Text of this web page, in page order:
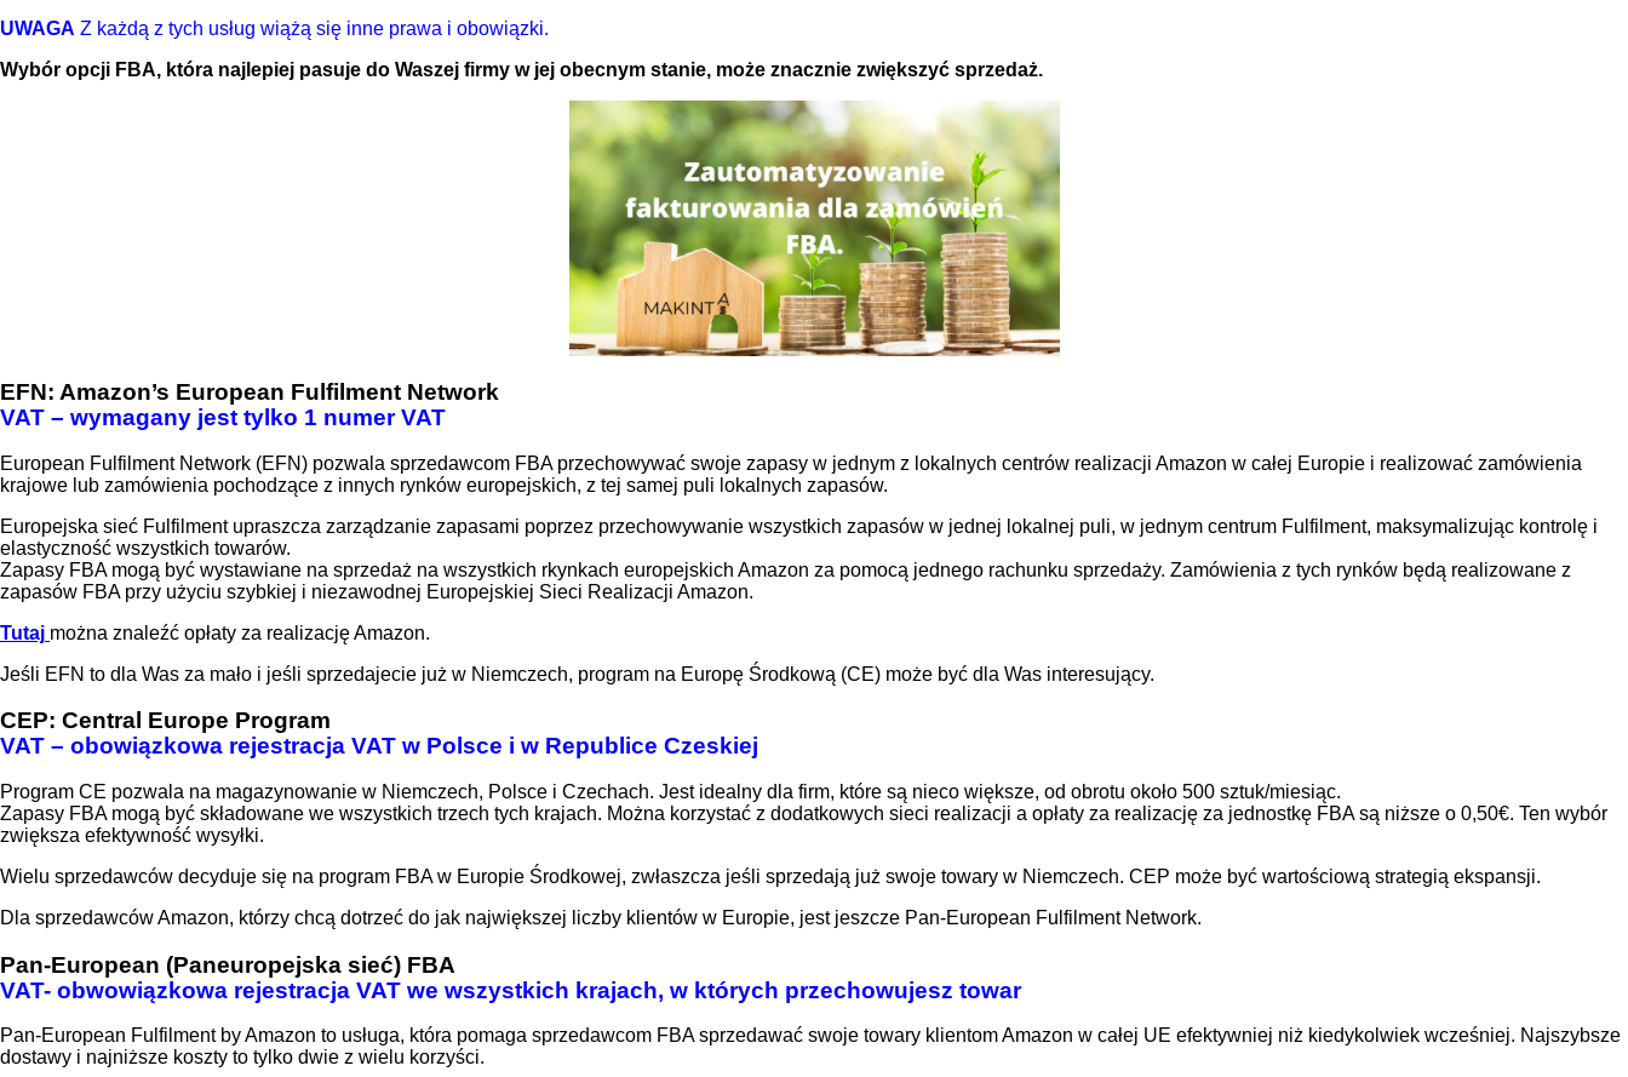
UWAGA Z każdą z tych usług wiążą się inne prawa i obowiązki.
Wybór opcji FBA, która najlepiej pasuje do Waszej firmy w jej obecnym stanie, może znacznie zwiększyć sprzedaż.
EFN: Amazon’s European Fulfilment Network
VAT – wymagany jest tylko 1 numer VAT
European Fulfilment Network (EFN) pozwala sprzedawcom FBA przechowywać swoje zapasy w jednym z lokalnych centrów realizacji Amazon w całej Europie i realizować zamówienia
krajowe lub zamówienia pochodzące z innych rynków europejskich, z tej samej puli lokalnych zapasów.
Europejska sieć Fulfilment upraszcza zarządzanie zapasami poprzez przechowywanie wszystkich zapasów w jednej lokalnej puli, w jednym centrum Fulfilment, maksymalizując kontrolę i
elastyczność wszystkich towarów.
Zapasy FBA mogą być wystawiane na sprzedaż na wszystkich rkynkach europejskich Amazon za pomocą jednego rachunku sprzedaży. Zamówienia z tych rynków będą realizowane z
zapasów FBA przy użyciu szybkiej i niezawodnej Europejskiej Sieci Realizacji Amazon.
Tutaj można znaleźć opłaty za realizację Amazon.
Jeśli EFN to dla Was za mało i jeśli sprzedajecie już w Niemczech, program na Europę Środkową (CE) może być dla Was interesujący.
CEP: Central Europe Program
VAT – obowiązkowa rejestracja VAT w Polsce i w Republice Czeskiej
Program CE pozwala na magazynowanie w Niemczech, Polsce i Czechach. Jest idealny dla firm, które są nieco większe, od obrotu około 500 sztuk/miesiąc.
Zapasy FBA mogą być składowane we wszystkich trzech tych krajach. Można korzystać z dodatkowych sieci realizacji a opłaty za realizację za jednostkę FBA są niższe o 0,50€. Ten wybór
zwiększa efektywność wysyłki.
Wielu sprzedawców decyduje się na program FBA w Europie Środkowej, zwłaszcza jeśli sprzedają już swoje towary w Niemczech. CEP może być wartościową strategią ekspansji.
Dla sprzedawców Amazon, którzy chcą dotrzeć do jak największej liczby klientów w Europie, jest jeszcze Pan-European Fulfilment Network.
Pan-European (Paneuropejska sieć) FBA
VAT- obwowiązkowa rejestracja VAT we wszystkich krajach, w których przechowujesz towar
Pan-European Fulfilment by Amazon to usługa, która pomaga sprzedawcom FBA sprzedawać swoje towary klientom Amazon w całej UE efektywniej niż kiedykolwiek wcześniej. Najszybsze
dostawy i najniższe koszty to tylko dwie z wielu korzyści.